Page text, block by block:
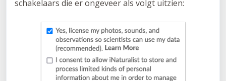
schakelaars die er ongeveer als volgt uitzien: